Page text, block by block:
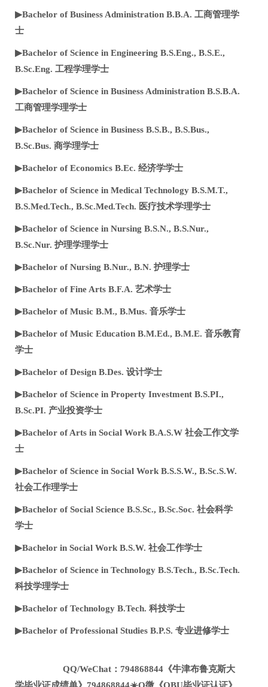
▶Bachelor of Business Administration B.B.A. 工商管理学
士
▶Bachelor of Science in Engineering B.S.Eng., B.S.E.,
B.Sc.Eng. 工程学理学士
▶Bachelor of Science in Business Administration B.S.B.A.
工商管理学理学士
▶Bachelor of Science in Business B.S.B., B.S.Bus.,
B.Sc.Bus. 商学理学士
▶Bachelor of Economics B.Ec. 经济学学士
▶Bachelor of Science in Medical Technology B.S.M.T.,
B.S.Med.Tech., B.Sc.Med.Tech. 医疗技术学理学士
▶Bachelor of Science in Nursing B.S.N., B.S.Nur.,
B.Sc.Nur. 护理学理学士
▶Bachelor of Nursing B.Nur., B.N. 护理学士
▶Bachelor of Fine Arts B.F.A. 艺术学士
▶Bachelor of Music B.M., B.Mus. 音乐学士
▶Bachelor of Music Education B.M.Ed., B.M.E. 音乐教育
学士
▶Bachelor of Design B.Des. 设计学士
▶Bachelor of Science in Property Investment B.S.PI.,
B.Sc.PI. 产业投资学士
▶Bachelor of Arts in Social Work B.A.S.W 社会工作文学
士
▶Bachelor of Science in Social Work B.S.S.W., B.Sc.S.W.
社会工作理学士
▶Bachelor of Social Science B.S.Sc., B.Sc.Soc. 社会科学
学士
▶Bachelor in Social Work B.S.W. 社会工作学士
▶Bachelor of Science in Technology B.S.Tech., B.Sc.Tech.
科技学理学士
▶Bachelor of Technology B.Tech. 科技学士
▶Bachelor of Professional Studies B.P.S. 专业进修学士
QQ/WeChat：794868844《牛津布鲁克斯大